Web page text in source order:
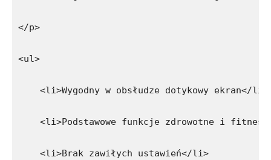
</p>
<ul>
    <li>Wygodny w obsłudze dotykowy ekran</li>
<li>Podstawowe funkcje zdrowotne i
    <li>Brak zawiłych ustawień</li>